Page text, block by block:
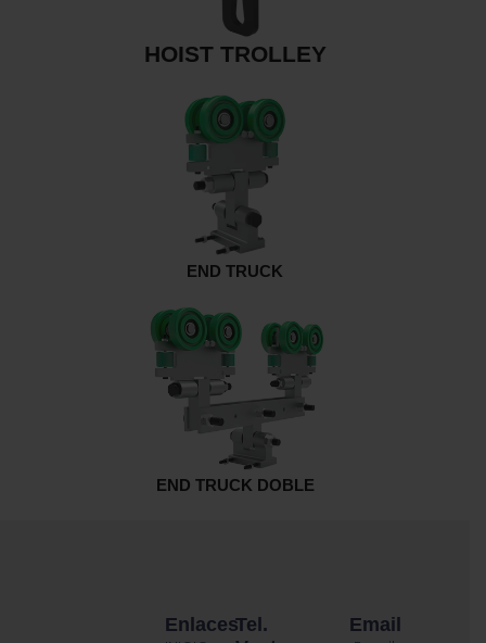
HOIST TROLLEY
END TRUCK
END TRUCK DOBLE
Tel.
Enlaces
Email